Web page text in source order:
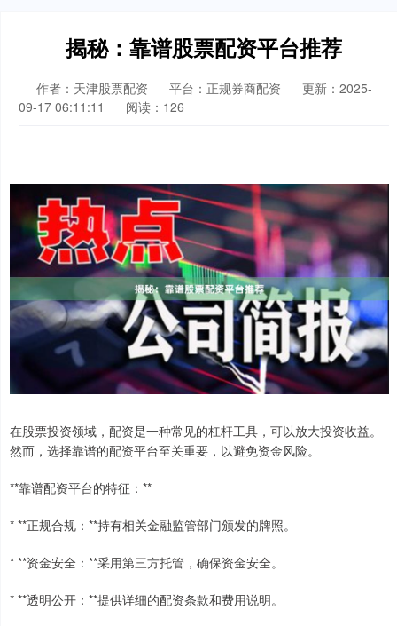
揭秘：靠谱股票配资平台推荐
作者：天津股票配资 平台：正规券商配资
更新：2025-
09-17 06:11:11
阅读：126
在股票投资领域，配资是一种常见的杠杆工具，可以放大投资收益。
然而，选择靠谱的配资平台至关重要，以避免资金风险。
**靠谱配资平台的特征：**
* **正规合规：**持有相关金融监管部门颁发的牌照。
* **资金安全：**采用第三方托管，确保资金安全。
* **透明公开：**提供详细的配资条款和费用说明。